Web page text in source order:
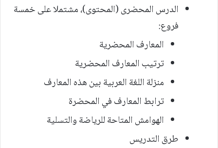
الدرس المحضرى (المحتوى)، مشتملا على خمسة
فروع:
المعارف المحضرية
ترتيب المعارف المحضرية
منزلة اللغة العربية بين هذه المعارف
ترابط المعارف في المحضرة
الهوامش المتاحة للرياضة والتسلية
طرق التدريس